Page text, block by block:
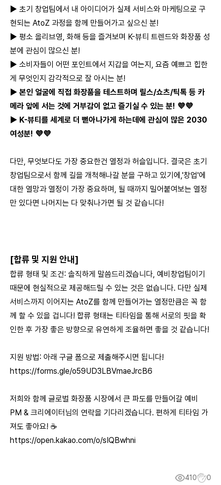
▶ 초기 창업팀에서 내 아이디어가 실제 서비스와 마케팅으로 구
현되는 AtoZ 과정을 함께 만들어가고 싶으신 분!
▶ 평소 올리브영, 화해 등을 즐겨보며 K-뷰티 트렌드와 화장품 성
분에 관심이 많으신 분!
▶ 소비자들이 어떤 포인트에서 지갑을 여는지, 요즘 예쁘고 힙한
게 무엇인지 감각적으로 잘 아시는 분!
▶ 본인 얼굴에 직접 화장품을 테스트하며 릴스/쇼츠/틱톡 등 카
메라 앞에 서는 것에 거부감이 없고 즐기실 수 있는 분! 💜💜
▶ K-뷰티를 세계로 더 뻗아나가게 하는데에 관심이 많은 2030
여성분! 💜💜
다만, 무엇보다도 가장 중요한건 열정과 허슬입니다. 결국은 초기
창업팀으로서 함께 길을 개척해나갈 분을 구하고 있기에,'창업'에
대한 열망과 열정이 가장 중요하며, 될 때까지 밀어붙여보는 열정
만 있다면 나머지는 다 맞춰나가면 될 것 같습니다!
[합류 및 지원 안내]
합류 형태 및 조건: 솔직하게 말씀드리겠습니다, 예비창업팀이기
때문에 현실적으로 제공해드릴 수 있는 것은 없습니다. 다만 실제
서비스까지 이어지는 AtoZ를 함께 만들어가는 열정만큼은 꼭 함
께 할 수 있을 겁니다! 합류 형태는 티타임을 통해 서로의 핏을 확
인한 후 가장 좋은 방향으로 유연하게 조율하면 좋을 것 같습니다!
지원 방법: 아래 구글 폼으로 제출해주시면 됩니다!
https://forms.gle/o59UD3LBVmaeJrcB6
저희와 함께 글로벌 화장품 시장에서 큰 파도를 만들어갈 예비
PM & 크리에이터님의 연락을 기다리겠습니다. 편하게 티타임 가
져도 좋아요! ☕
https://open.kakao.com/o/sIQBwhni
410 0